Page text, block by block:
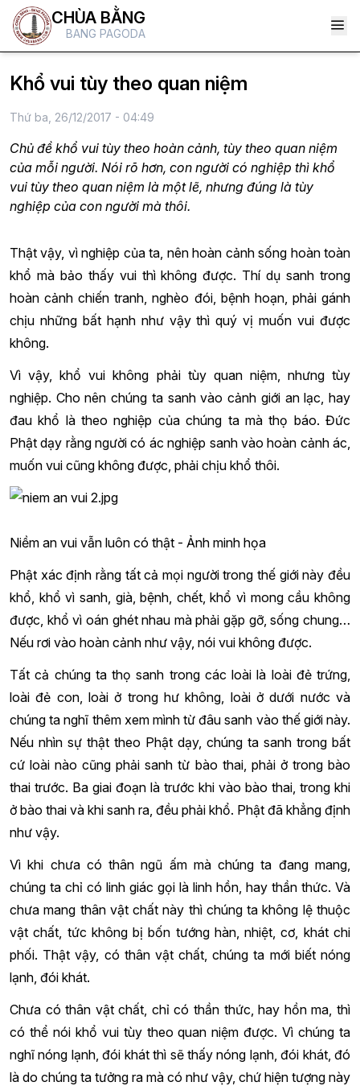
CHÙA BẰNG
BANG PAGODA
Khổ vui tùy theo quan niệm
Thứ ba, 26/12/2017 - 04:49
Chủ đề khổ vui tùy theo hoàn cảnh, tùy theo quan niệm
của mỗi người. Nói rõ hơn, con người có nghiệp thì khổ
vui tùy theo quan niệm là một lẽ, nhưng đúng là tùy
nghiệp của con người mà thôi.
Thật vậy, vì nghiệp của ta, nên hoàn cảnh sống hoàn toàn
khổ mà bảo thấy vui thì không được. Thí dụ sanh trong
hoàn cảnh chiến tranh, nghèo đói, bệnh hoạn, phải gánh
chịu những bất hạnh như vậy thì quý vị muốn vui được
không.
Vì vậy, khổ vui không phải tùy quan niệm, nhưng tùy
nghiệp. Cho nên chúng ta sanh vào cảnh giới an lạc, hay
đau khổ là theo nghiệp của chúng ta mà thọ báo. Đức
Phật dạy rằng người có ác nghiệp sanh vào hoàn cảnh ác,
muốn vui cũng không được, phải chịu khổ thôi.
Niềm an vui vẫn luôn có thật - Ảnh minh họa
Phật xác định rằng tất cả mọi người trong thế giới này đều
khổ, khổ vì sanh, già, bệnh, chết, khổ vì mong cầu không
được, khổ vì oán ghét nhau mà phải gặp gỡ, sống chung…
Nếu rơi vào hoàn cảnh như vậy, nói vui không được.
Tất cả chúng ta thọ sanh trong các loài là loài đẻ trứng,
loài đẻ con, loài ở trong hư không, loài ở dưới nước và
chúng ta nghĩ thêm xem mình từ đâu sanh vào thế giới này.
Nếu nhìn sự thật theo Phật dạy, chúng ta sanh trong bất
cứ loài nào cũng phải sanh từ bào thai, phải ở trong bào
thai trước. Ba giai đoạn là trước khi vào bào thai, trong khi
ở bào thai và khi sanh ra, đều phải khổ. Phật đã khẳng định
như vậy.
Vì khi chưa có thân ngũ ấm mà chúng ta đang mang,
chúng ta chỉ có linh giác gọi là linh hồn, hay thần thức. Và
chưa mang thân vật chất này thì chúng ta không lệ thuộc
vật chất, tức không bị bốn tướng hàn, nhiệt, cơ, khát chi
phối. Thật vậy, có thân vật chất, chúng ta mới biết nóng
lạnh, đói khát.
Chưa có thân vật chất, chỉ có thần thức, hay hồn ma, thì
có thể nói khổ vui tùy theo quan niệm được. Vì chúng ta
nghĩ nóng lạnh, đói khát thì sẽ thấy nóng lạnh, đói khát, đó
là do chúng ta tưởng ra mà có như vậy, chứ hiện tượng này